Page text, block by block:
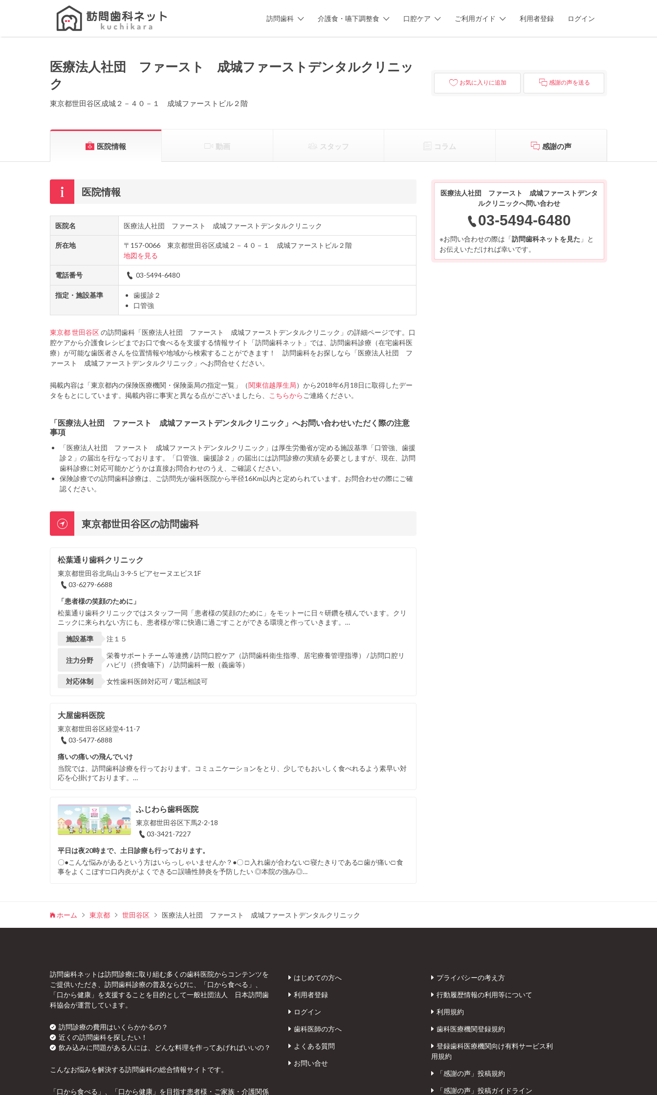
訪問歯科 介護食・嚥下調整食 口腔ケア ご利用ガイド 利用者登録 ログイン
Search
医療法人社団 ファースト 成城ファーストデンタルクリニッ
ク
東京都世田谷区成城２－４０－１ 成城ファーストビル２階
お気に入りに追加 感謝の声を送る
医院情報 動画 スタッフ コラム 感謝の声
医院情報
医院名 医療法人社団 ファースト 成城ファーストデンタルクリニック
所在地
〒157-0066 東京都世田谷区成城２－４０－１ 成城ファーストビル２階
地図を見る
電話番号 03-5494-6480
指定・施設基準
歯援診２
口管強
東京都世田谷区の訪問歯科「医療法人社団 ファースト 成城ファーストデンタルクリニック」の詳細ページです。口
腔ケアから介護食レシピまでお口で食べるを支援する情報サイト「訪問歯科ネット」では、訪問歯科診療（在宅歯科医
療）が可能な歯医者さんを位置情報や地域から検索することができます！ 訪問歯科をお探しなら「医療法人社団 フ
ァースト 成城ファーストデンタルクリニック」へお問合せください。
掲載内容は「東京都内の保険医療機関・保険薬局の指定一覧」（関東信越厚生局）から2018年6月18日に取得したデー
タをもとにしています。掲載内容に事実と異なる点がございましたら、
こちらから ご連絡ください。
「医療法人社団 ファースト 成城ファーストデンタルクリニック」へお問い合わせいただく際の注意
事項
「医療法人社団 ファースト 成城ファーストデンタルクリニック」は厚生労働省が定める施設基準「口管強、歯援
診２」の届出を行なっております。「口管強、歯援診２」の届出には訪問診療の実績を必要としますが、現在、訪問
歯科診療に対応可能かどうかは直接お問合わせのうえ、ご確認ください。
保険診療での訪問歯科診療は、ご訪問先が歯科医院から半径16Km以内と定められています。お問合わせの際にご確
認ください。
東京都世田谷区の訪問歯科
松葉通り歯科クリニック
東京都世田谷北烏山 3-9-5 ピアセーヌエビス1F
03-6279-6688
「患者様の笑顔のために」
松葉通り歯科クリニックではスタッフ一同「患者様の笑顔のために」をモットーに日々研鑽を積んでいます。クリ
ニックに来られない方にも、患者様が常に快適に過ごすことができる環境と作っていきます。…
施設基準
注１５
注力分野
栄養サポートチーム等連携 / 訪問口腔ケア（訪問歯科衛生指導、居宅療養管理指導） / 訪問口腔リ
ハビリ（摂食嚥下） / 訪問歯科一般（義歯等）
対応体制
女性歯科医師対応可 / 電話相談可
大屋歯科医院
東京都世田谷区経堂4-11-7
03-5477-6888
痛いの痛いの飛んでいけ
当院では、訪問歯科診療を行っております。コミュニケーションをとり、少しでもおいしく食べれるよう素早い対
応を心掛けております。…
ふじわら歯科医院
東京都世田谷区下馬2-2-18
03-3421-7227
平日は夜20時まで、土日診療も行っております。
〇●こんな悩みがあるという方はいらっしゃいませんか？●〇 □ 入れ歯が合わない□ 寝たきりである□ 歯が痛い□ 食
事をよくこぼす□ 口内炎がよくできる□ 誤嚥性肺炎を予防したい ◎本院の強み◎…
医療法人社団 ファースト 成城ファーストデンタ
ルクリニックへ問い合わせ
03-5494-6480
※お問い合わせの際は「訪問歯科ネットを見た 」と
お伝えいただければ幸いです。
ホーム 東京都 世田谷区 医療法人社団 ファースト 成城ファーストデンタルクリニック
訪問歯科ネットは訪問診療に取り組む多くの歯科医院からコンテンツを
ご提供いただき、訪問歯科診療の普及ならびに、「口から食べる」、
「口から健康」を支援することを目的として一般社団法人 日本訪問歯
科協会が運営しています。
訪問診療の費用はいくらかかるの？
近くの訪問歯科を探したい！
飲み込みに問題がある人には、どんな料理を作ってあげればいいの？
こんなお悩みを解決する訪問歯科の総合情報サイトです。
「口から食べる」、「口から健康」を目指す患者様・ご家族・介護関係
はじめての方へ
利用者登録
ログイン
歯科医師の方へ
よくある質問
お問い合せ
プライバシーの考え方
行動履歴情報の利用等について
利用規約
歯科医療機関登録規約
登録歯科医療機関向け有料サービス利
用規約
「感謝の声」投稿規約
「感謝の声」投稿ガイドライン